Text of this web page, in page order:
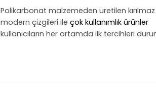
Polikarbonat malzemeden üretilen
modern çizgileri ile çok kullanımlık ürünler
kullanıcıların her ortamda ilk tercihleri